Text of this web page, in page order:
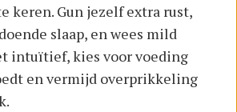
keren. Gun jezelf extra rust,
slaap, en wees mild
intuïtief, kies voor voeding
en vermijd overprikkeling